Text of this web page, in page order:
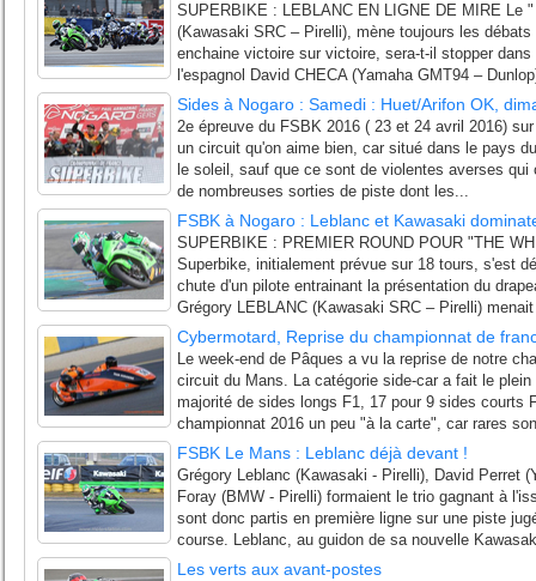
SUPERBIKE : LEBLANC EN LIGNE DE MIRE Le
(Kawasaki SRC – Pirelli), mène toujours les
enchaine victoire sur victoire, sera-t-il stopper
l'espagnol David CHECA (Yamaha GMT94 –
Sides à Nogaro : Samedi : Huet/Arifon OK,
2e épreuve du FSBK 2016 ( 23 et 24 avril 2016)
un circuit qu'on aime bien, car situé dans le pays
le soleil, sauf que ce sont de violentes averses
de nombreuses sorties de piste dont les...
FSBK à Nogaro : Leblanc et Kawasaki
SUPERBIKE : PREMIER ROUND POUR "THE
Superbike, initialement prévue sur 18 tours, s'est
chute d'un pilote entrainant la présentation du
Grégory LEBLANC (Kawasaki SRC – Pirelli)
Cybermotard, Reprise du championnat de
Le week-end de Pâques a vu la reprise de notre
circuit du Mans. La catégorie side-car a fait le
majorité de sides longs F1, 17 pour 9 sides courts
championnat 2016 un peu "à la carte", car rares
FSBK Le Mans : Leblanc déjà devant !
Grégory Leblanc (Kawasaki - Pirelli), David Perret
Foray (BMW - Pirelli) formaient le trio gagnant à
sont donc partis en première ligne sur une piste
course. Leblanc, au guidon de sa nouvelle
Les verts aux avant-postes